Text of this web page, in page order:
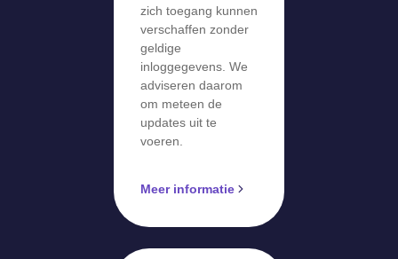
zich toegang kunnen
verschaffen zonder
geldige
inloggegevens. We
adviseren daarom
om meteen de
updates uit te
voeren.
Meer informatie